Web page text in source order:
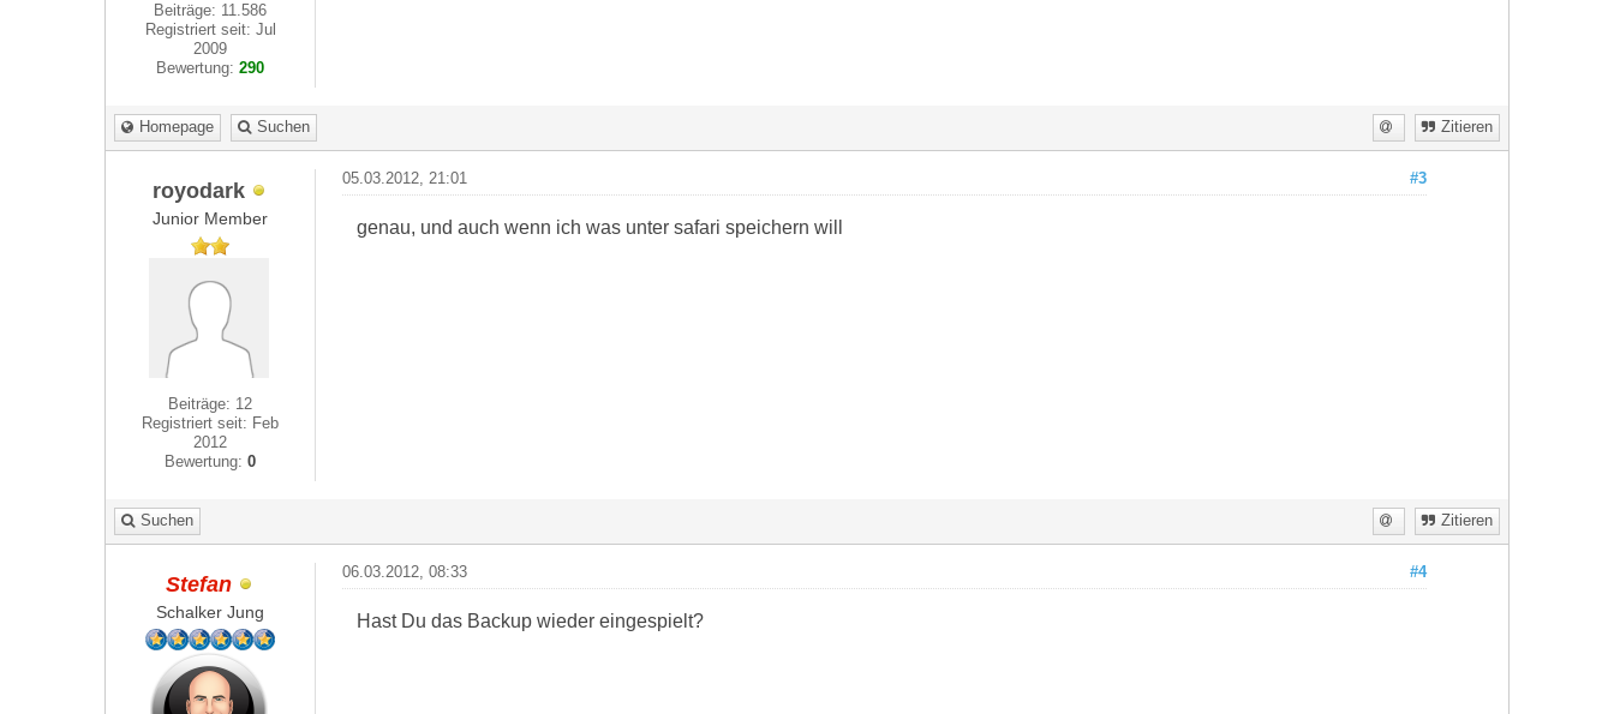
Beiträge: 11.586
Registriert seit: Jul
2009
Bewertung:290
Homepage Suchen Zitieren
royodark
Junior Member
Beiträge: 12
Registriert seit: Feb
2012
Bewertung:0
#3
05.03.2012, 21:01
genau, und auch wenn ich was unter safari speichern will
Suchen Zitieren
Stefan
Schalker Jung
#4
06.03.2012, 08:33
Hast Du das Backup wieder eingespielt?